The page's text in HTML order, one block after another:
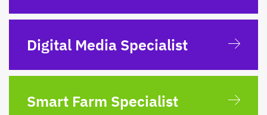
Digital Media Specialist
Smart Farm Specialist